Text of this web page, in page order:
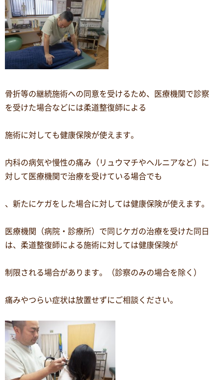
骨折等の継続施術への同意を受けるため、医療機関で診察
を受けた場合などには柔道整復師による
施術に対しても健康保険が使えます。
内科の病気や慢性の痛み（リュウマチやヘルニアなど）に
対して医療機関で治療を受けている場合でも
、新たにケガをした場合に対しては健康保険が使えます。
医療機関（病院・診療所）で同じケガの治療を受けた同日
は、柔道整復師による施術に対しては健康保険が
制限される場合があります。（診察のみの場合を除く）
痛みやつらい症状は放置せずにご相談ください。